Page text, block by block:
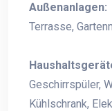
Außenanlagen:
Terrasse,
Geschirrspüler,
Kühlschrank,